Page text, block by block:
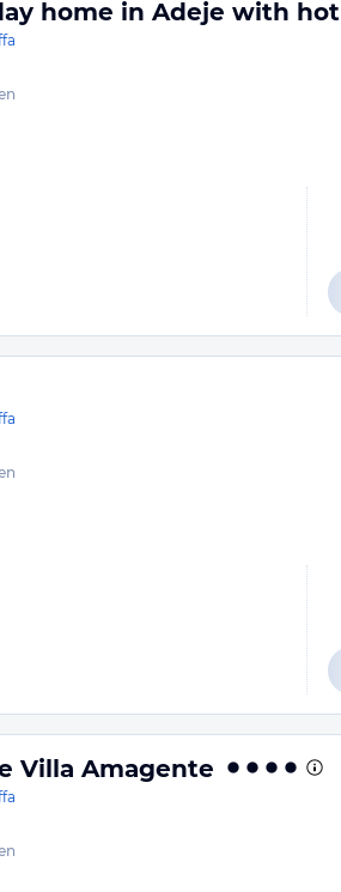
home in Adeje with
Villa Amagente